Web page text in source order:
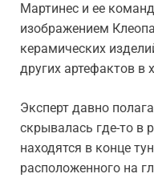
Мартинес и ее
изображением
керамических
других артефактов в
Эксперт давно
скрывалась где-то в
находятся в конце
расположенного на